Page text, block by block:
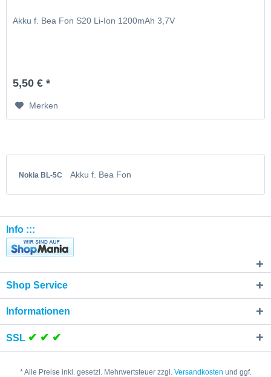
Akku f. Bea Fon S20 Li-Ion 1200mAh 3,7V
5,50 € *
Merken
Nokia BL-5C Akku f. Bea Fon
Info :::
Shop Service
Informationen
SSL ✔ ✔ ✔
* Alle Preise inkl. gesetzl. Mehrwertsteuer zzgl. Versandkosten und ggf.